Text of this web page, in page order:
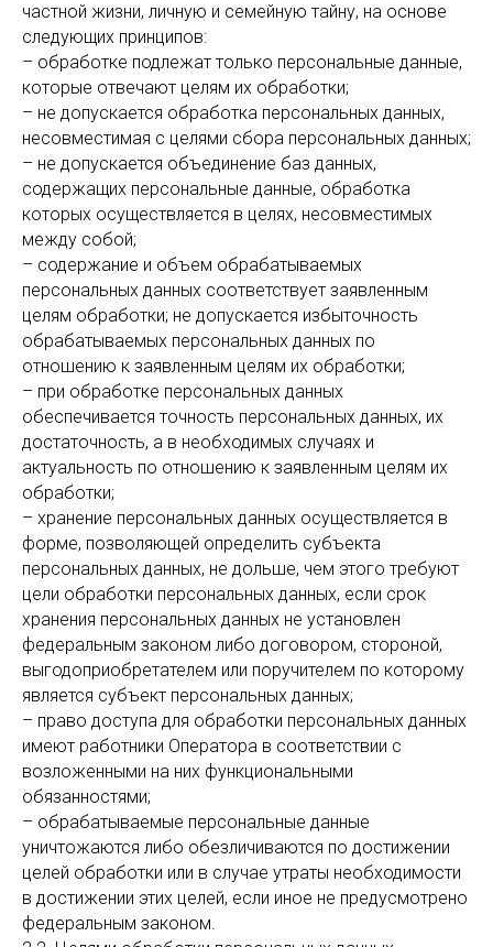
частной жизни, личную и семейную тайну, на основе
следующих принципов:
– обработке подлежат только персональные данные,
которые отвечают целям их обработки;
– не допускается обработка персональных данных,
несовместимая с целями сбора персональных данных;
– не допускается объединение баз данных,
содержащих персональные данные, обработка
которых осуществляется в целях, несовместимых
между собой;
– содержание и объем обрабатываемых
персональных данных соответствует заявленным
целям обработки; не допускается избыточность
обрабатываемых персональных данных по
отношению к заявленным целям их обработки;
– при обработке персональных данных
обеспечивается точность персональных данных, их
достаточность, а в необходимых случаях и
актуальность по отношению к заявленным целям их
обработки;
– хранение персональных данных осуществляется в
форме, позволяющей определить субъекта
персональных данных, не дольше, чем этого требуют
цели обработки персональных данных, если срок
хранения персональных данных не установлен
федеральным законом либо договором, стороной,
выгодоприобретателем или поручителем по которому
является субъект персональных данных;
– право доступа для обработки персональных данных
имеют работники Оператора в соответствии с
возложенными на них функциональными
обязанностями;
– обрабатываемые персональные данные
уничтожаются либо обезличиваются по достижении
целей обработки или в случае утраты необходимости
в достижении этих целей, если иное не предусмотрено
федеральным законом.